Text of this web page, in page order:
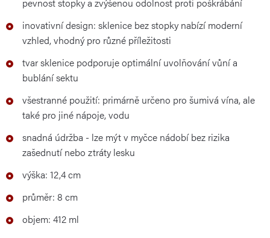
inovativní design: sklenice bez stopky nabízí moderní
vzhled, vhodný pro různé příležitosti
tvar sklenice podporuje optimální uvolňování vůní a
bublání sektu
všestranné použití: primárně určeno pro šumivá vína, ale
také pro jiné nápoje, vodu
snadná údržba - lze mýt v myčce nádobí bez rizika
zašednutí nebo ztráty lesku
výška: 12,4 cm
průměr: 8 cm
objem: 412 ml